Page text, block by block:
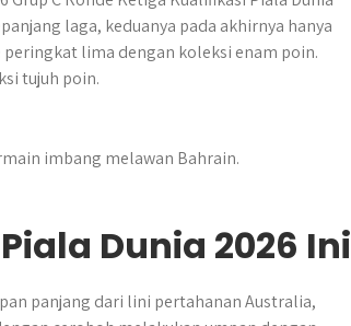
laga, keduanya pada akhirnya hanya
lima dengan koleksi enam poin.
tujuh poin.
imbang melawan Bahrain.
Dunia 2026 Ini
panjang dari lini pertahanan Australia,